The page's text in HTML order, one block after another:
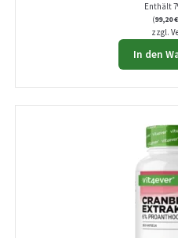
Enthält
(99,20€
zzgl.
In den